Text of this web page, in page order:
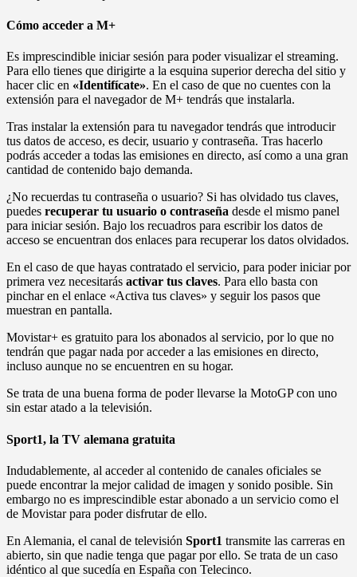
Cómo acceder a M+
Es imprescindible iniciar sesión para poder visualizar el streaming.
Para ello tienes que dirigirte a la esquina superior derecha del sitio y
hacer clic en «Identifícate». En el caso de que no cuentes con la
extensión para el navegador de M+ tendrás que instalarla.
Tras instalar la extensión para tu navegador tendrás que introducir
tus datos de acceso, es decir, usuario y contraseña. Tras hacerlo
podrás acceder a todas las emisiones en directo, así como a una gran
cantidad de contenido bajo demanda.
¿No recuerdas tu contraseña o usuario? Si has olvidado tus claves,
puedes recuperar tu usuario o contraseña desde el mismo panel
para iniciar sesión. Bajo los recuadros para escribir los datos de
acceso se encuentran dos enlaces para recuperar los datos olvidados.
En el caso de que hayas contratado el servicio, para poder iniciar por
primera vez necesitarás activar tus claves. Para ello basta con
pinchar en el enlace «Activa tus claves» y seguir los pasos que
muestran en pantalla.
Movistar+ es gratuito para los abonados al servicio, por lo que no
tendrán que pagar nada por acceder a las emisiones en directo,
incluso aunque no se encuentren en su hogar.
Se trata de una buena forma de poder llevarse la MotoGP con uno
sin estar atado a la televisión.
Sport1, la TV alemana gratuita
Indudablemente, al acceder al contenido de canales oficiales se
puede encontrar la mejor calidad de imagen y sonido posible. Sin
embargo no es imprescindible estar abonado a un servicio como el
de Movistar para poder disfrutar de ello.
En Alemania, el canal de televisión Sport1 transmite las carreras en
abierto, sin que nadie tenga que pagar por ello. Se trata de un caso
idéntico al que sucedía en España con Telecinco.